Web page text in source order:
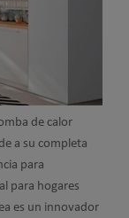
de calor
a su completa
para
para hogares
es un innovador